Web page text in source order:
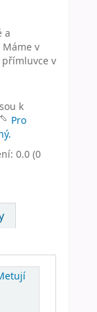
a
v
v
k
Pro
0.0 (0